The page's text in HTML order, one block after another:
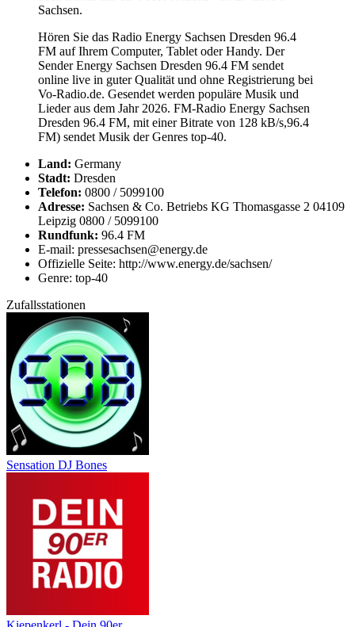
Sachsen.
Hören Sie das Radio Energy Sachsen Dresden 96.4
FM auf Ihrem Computer, Tablet oder Handy. Der
Sender Energy Sachsen Dresden 96.4 FM sendet
online live in guter Qualität und ohne Registrierung bei
Vo-Radio.de. Gesendet werden populäre Musik und
Lieder aus dem Jahr 2026. FM-Radio Energy Sachsen
Dresden 96.4 FM, mit einer Bitrate von 128 kB/s,96.4
FM) sendet Musik der Genres top-40.
Land: Germany
Stadt: Dresden
Telefon: 0800 / 5099100
Adresse: Sachsen & Co. Betriebs KG Thomasgasse 2 04109
Leipzig 0800 / 5099100
Rundfunk: 96.4 FM
E-mail: pressesachsen@energy.de
Offizielle Seite: http://www.energy.de/sachsen/
Genre: top-40
Zufallsstationen
Sensation DJ Bones